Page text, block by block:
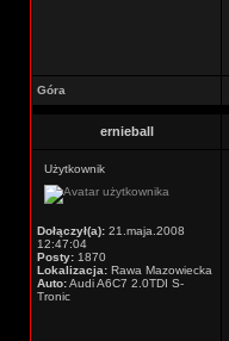
Góra
ernieball
Użytkownik
Dołączył(a): 21.maja.2008
12:47:04
Posty: 1870
Lokalizacja: Rawa Mazowiecka
Auto:Audi A6C7 2.0TDI S-
Tronic